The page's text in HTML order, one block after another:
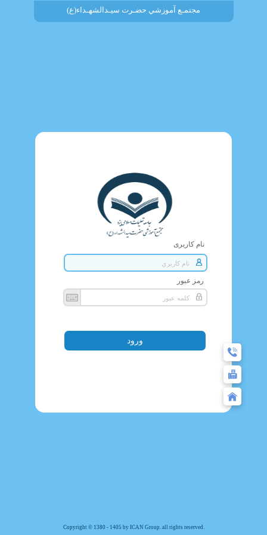
مجتمـع آموزشي حضـرت سيـدالشهـداء(ع)
نام کاربری
رمز عبور
Copyright © 1380 - 1405 by ICAN Group. all rights reserved.